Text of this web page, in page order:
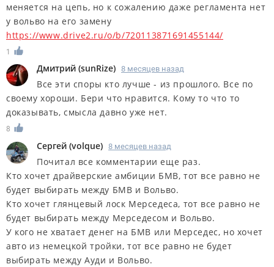
меняется на цепь, но к сожалению даже регламента нет
у вольво на его замену
https://www.drive2.ru/o/b/720113871691455144/
1
Дмитрий (sunRize) 8 месяцев назад
Все эти споры кто лучше - из прошлого. Все по
своему хороши. Бери что нравится. Кому то что то
доказывать, смысла давно уже нет.
8
Сергей (volque) 8 месяцев назад
Почитал все комментарии еще раз.
Кто хочет драйверские амбиции БМВ, тот все равно не
будет выбирать между БМВ и Вольво.
Кто хочет глянцевый лоск Мерседеса, тот все равно не
будет выбирать между Мерседесом и Вольво.
У кого не хватает денег на БМВ или Мерседес, но хочет
авто из немецкой тройки, тот все равно не будет
выбирать между Ауди и Вольво.